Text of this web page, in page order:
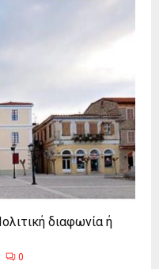
διαφωνία ή
0